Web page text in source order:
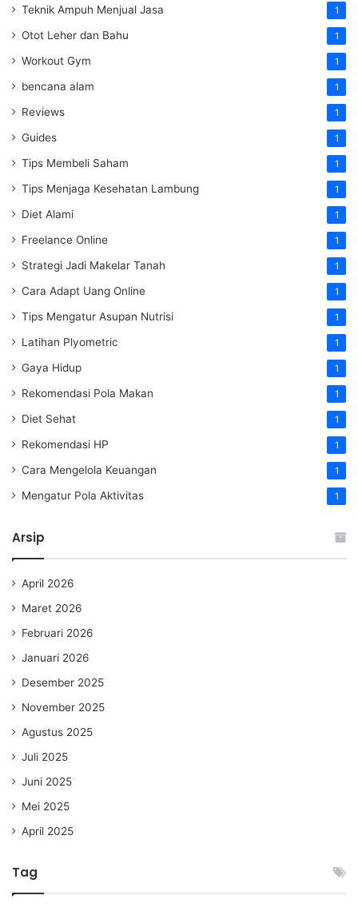
Teknik Ampuh Menjual Jasa 1
Otot Leher dan Bahu 1
Workout Gym 1
bencana alam 1
Reviews 1
Guides 1
Tips Membeli Saham 1
Tips Menjaga Kesehatan Lambung 1
Diet Alami 1
Freelance Online 1
Strategi Jadi Makelar Tanah 1
Cara Adapt Uang Online 1
Tips Mengatur Asupan Nutrisi 1
Latihan Plyometric 1
Gaya Hidup 1
Rekomendasi Pola Makan 1
Diet Sehat 1
Rekomendasi HP 1
Cara Mengelola Keuangan 1
Mengatur Pola Aktivitas 1
Arsip
April 2026
Maret 2026
Februari 2026
Januari 2026
Desember 2025
November 2025
Agustus 2025
Juli 2025
Juni 2025
Mei 2025
April 2025
Tag